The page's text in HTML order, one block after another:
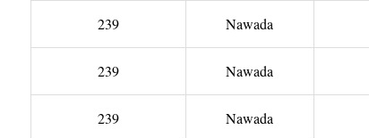
239 Nawada
239 Nawada
239 Nawada